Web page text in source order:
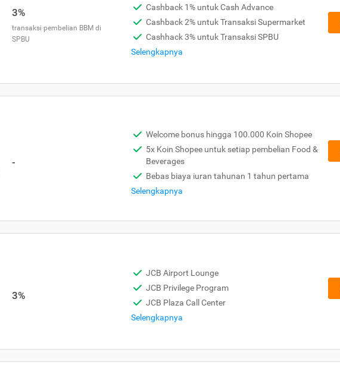
3%
transaksi pembelian BBM di
SPBU
Cashback 1% untuk Cash Advance
Cashback 2% untuk Transaksi Supermarket
Cashhack 3% untuk Transaksi SPBU
Selengkapnya
-
Welcome bonus hingga 100.000 Koin Shopee
5x Koin Shopee untuk setiap pembelian Food &
Beverages
Bebas biaya iuran tahunan 1 tahun pertama
Selengkapnya
3%
JCB Airport Lounge
JCB Privilege Program
JCB Plaza Call Center
Selengkapnya